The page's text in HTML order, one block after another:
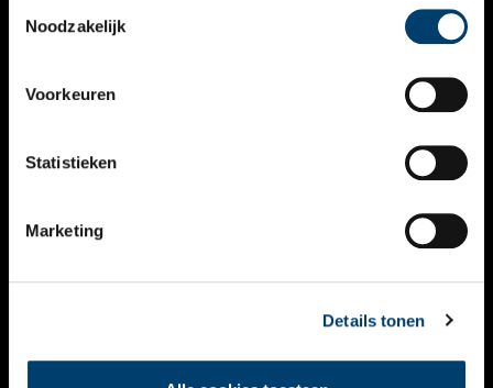
Noodzakelijk
Voorkeuren
Statistieken
Marketing
Details tonen
VERHALEN
KALENDER
THEMA’S
VIDEO’S
CONTACT